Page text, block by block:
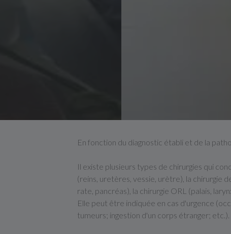
En fonction du diagnostic établi et de la
Il existe plusieurs types de chirurgies qui
(reins, uretères, vessie, urètre), la chirurgie
rate, pancréas), la chirurgie ORL (palais,
Elle peut être indiquée en cas d'urgence
tumeurs; ingestion d'un corps étranger; etc.).